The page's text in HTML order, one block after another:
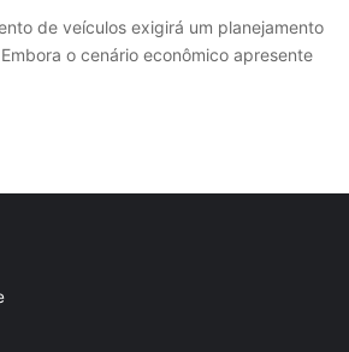
de veículos exigirá um planejamento
o cenário econômico apresente